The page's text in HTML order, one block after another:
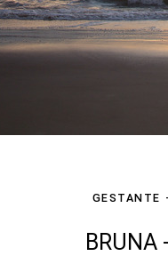
GESTANTE
BRUNA